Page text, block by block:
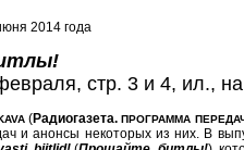
2014 года
стр. 3 и 4, ил., на
(Радиогазета.ПРОГРАММА
и анонсы некоторых из них. В